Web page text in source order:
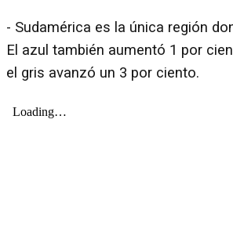
- Sudamérica es la única región
El azul también aumentó 1 por
el gris avanzó un 3 por ciento.